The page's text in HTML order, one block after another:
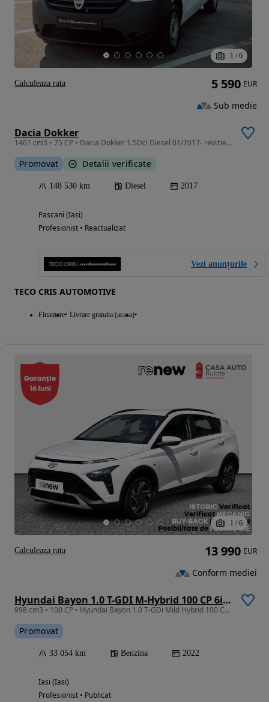
1 / 6
Dacia Dokker
1461 cm3 • 75 CP • Dacia Dokker 1.5Dci Diesel 01/2017- revizie complet NOUA
Promovat Detalii verificate
148 530 km Diesel 2017
Pascani (Iasi)
Profesionist • Reactualizat
Vezi anunțurile
TECO CRIS AUTOMOTIVE
Finantare Livrare gratuita (acasa)
5 590 EUR
Sub medie
Calculeaza rata
1 / 6
Hyundai Bayon 1.0 T-GDI M-Hybrid 100 CP 6iMT Led Line
998 cm3 • 100 CP • Hyundai Bayon 1.0 T-GDi Mild Hybrid 100 CP, Manuală
Promovat
33 054 km Benzina 2022
Iasi (Iasi)
Profesionist • Publicat
13 990 EUR
Conform mediei
Calculeaza rata